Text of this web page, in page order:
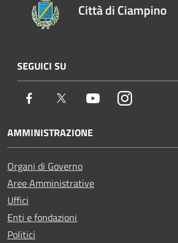
Città di Ciampino
SEGUICI SU
Facebook Twitter YoutubeInstagram
AMMINISTRAZIONE
Organi di Governo
Aree Amministrative
Uffici
Enti e fondazioni
Politici